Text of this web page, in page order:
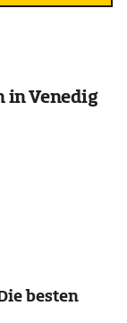
in Venedig
besten